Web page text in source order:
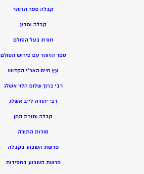
קבלה ספר הזוהר
קבלה ומדע
תורת בעל הסולם
ספר הזוהר עם פירוש הסולם
עץ חיים האר”י הקדוש
רבי ברוך שלום הלוי אשלג
רבי יהודה לייב אשלג
קבלה ותורת החן
סודות התורה
פרשת השבוע בקבלה
פרשת השבוע בחסידות